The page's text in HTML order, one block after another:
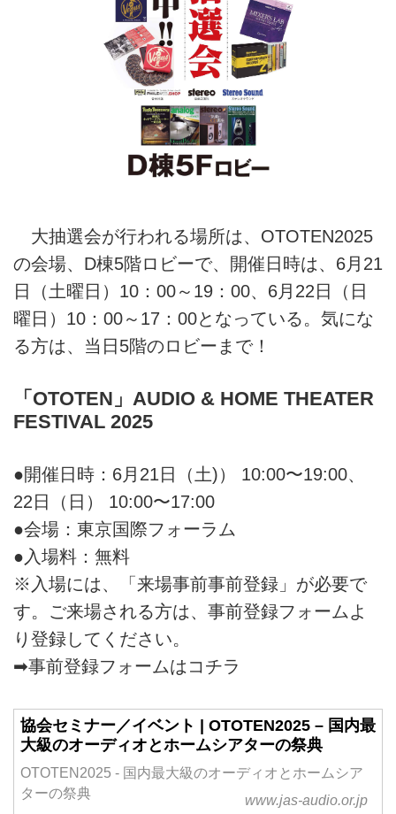
大抽選会が行われる場所は、OTOTEN2025
の会場、D棟5階ロビーで、開催日時は、6月21
日（土曜日）10：00～19：00、6月22日（日
曜日）10：00～17：00となっている。気にな
る方は、当日5階のロビーまで！
「OTOTEN」AUDIO & HOME THEATER
FESTIVAL 2025
●開催日時：6月21日（土)） 10:00〜19:00、
22日（日） 10:00〜17:00
●会場：東京国際フォーラム
●入場料：無料
※入場には、「来場事前事前登録」が必要で
す。ご来場される方は、事前登録フォームよ
り登録してください。
➡事前登録フォームはコチラ
協会セミナー／イベント | OTOTEN2025 – 国内最
大級のオーディオとホームシアターの祭典
OTOTEN2025 - 国内最大級のオーディオとホームシア
ターの祭典
www.jas-audio.or.jp